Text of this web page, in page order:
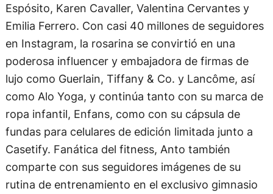
Espósito, Karen Cavaller, Valentina Cervantes y
Emilia Ferrero. Con casi 40 millones de seguidores
en Instagram, la rosarina se convirtió en una
poderosa influencer y embajadora de firmas de
lujo como Guerlain, Tiffany & Co. y Lancôme, así
como Alo Yoga, y continúa tanto con su marca de
ropa infantil, Enfans, como con su cápsula de
fundas para celulares de edición limitada junto a
Casetify. Fanática del fitness, Anto también
comparte con sus seguidores imágenes de su
rutina de entrenamiento en el exclusivo gimnasio